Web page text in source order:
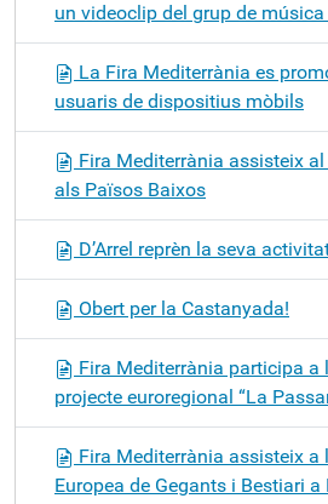
un videoclip del grup de música
La Fira Mediterrània es
usuaris de dispositius mòbils
Fira Mediterrània assisteix
als Països Baixos
D’Arrel reprèn la seva
Obert per la Castanyada!
Fira Mediterrània participa a
projecte euroregional “La
Fira Mediterrània assisteix a
Europea de Gegants i Bestiari